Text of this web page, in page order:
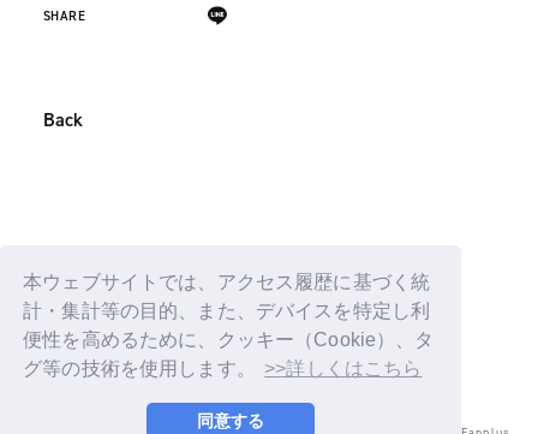
本ウェブサイトでは、アクセス履歴に基づく統
計・集計等の目的、また、デバイスを特定し利
便性を高めるために、クッキー（Cookie）、タ
グ等の技術を使用します。
>>詳しくはこちら
同意する
SHARE
Back